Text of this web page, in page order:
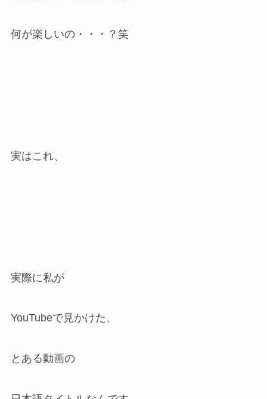
何が楽しいの・・・？笑
実はこれ、
実際に私が
YouTubeで見かけた、
とある動画の